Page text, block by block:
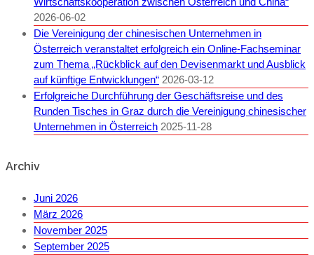
2026-06-02
Die Vereinigung der chinesischen Unternehmen in
Österreich veranstaltet erfolgreich ein Online-Fachseminar
zum Thema „Rückblick auf den Devisenmarkt und Ausblick
auf künftige Entwicklungen“ 2026-03-12
Erfolgreiche Durchführung der Geschäftsreise und des
Runden Tisches in Graz durch die Vereinigung chinesischer
Unternehmen in Österreich 2025-11-28
Archiv
Juni 2026
März 2026
November 2025
September 2025